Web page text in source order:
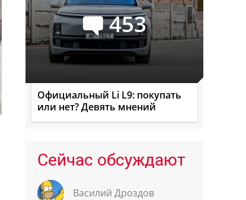
453
Официальный Li L9: покупать
или нет? Девять мнений
Сейчас обсуждают
Василий Дроздов